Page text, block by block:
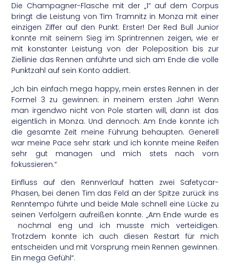
Die Champagner-Flasche mit der „1“ auf dem Corpus
bringt die Leistung von Tim Tramnitz in Monza mit einer
einzigen Ziffer auf den Punkt: Erster! Der Red Bull Junior
konnte mit seinem Sieg im Sprintrennen zeigen, wie er
mit konstanter Leistung von der Poleposition bis zur
Ziellinie das Rennen anführte und sich am Ende die volle
Punktzahl auf sein Konto addiert.
„Ich bin einfach mega happy, mein erstes Rennen in der
Formel 3 zu gewinnen: in meinem ersten Jahr! Wenn
man irgendwo nicht von Pole starten will, dann ist das
eigentlich in Monza. Und dennoch: Am Ende konnte ich
die gesamte Zeit meine Führung behaupten. Generell
war meine Pace sehr stark und ich konnte meine Reifen
sehr gut managen und mich stets nach vorn
fokussieren.“
Einfluss auf den Rennverlauf hatten zwei Safetycar-
Phasen, bei denen Tim das Feld an der Spitze zurück ins
Renntempo führte und beide Male schnell eine Lücke zu
seinen Verfolgern aufreißen konnte. „Am Ende wurde es
nochmal eng und ich musste mich verteidigen.
Trotzdem konnte ich auch diesen Restart für mich
entscheiden und mit Vorsprung mein Rennen gewinnen.
Ein mega Gefühl“.